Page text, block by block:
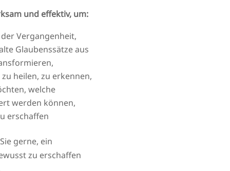
und effektiv, um:
Vergangenheit,
Glaubenssätze aus
heilen, zu erkennen,
welche
werden können,
erschaffen
gerne, ein
zu erschaffen